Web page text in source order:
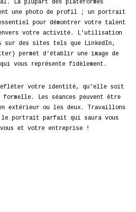
La plupart des plateformes
une photo de profil ; un portrait
pour démontrer votre talent
envers votre activité. L’utilisation
sur des sites tels que LinkedIn,
permet d’établir une image de
qui vous représente fidèlement.
votre identité, qu’elle soit
formelle. Les séances peuvent être
extérieur ou les deux. Travaillons
le portrait parfait qui saura vous
et votre entreprise !